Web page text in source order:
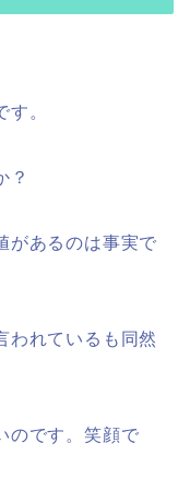
。
？
があるのは事実で
われているも同然
のです。笑顔で